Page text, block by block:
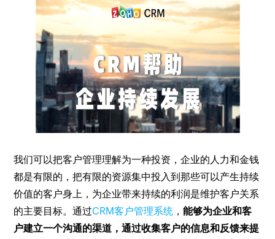
我们可以把客户管理理解为一种投资，企业的人力和金钱
都是有限的，把有限的资源集中投入到那些可以产生持续
价值的客户身上，为企业带来持续的利润是维护客户关系
的主要目标。通过CRM客户管理系统 ，能够为企业和客
户建立一个沟通的渠道，通过收集客户的信息和反馈来提